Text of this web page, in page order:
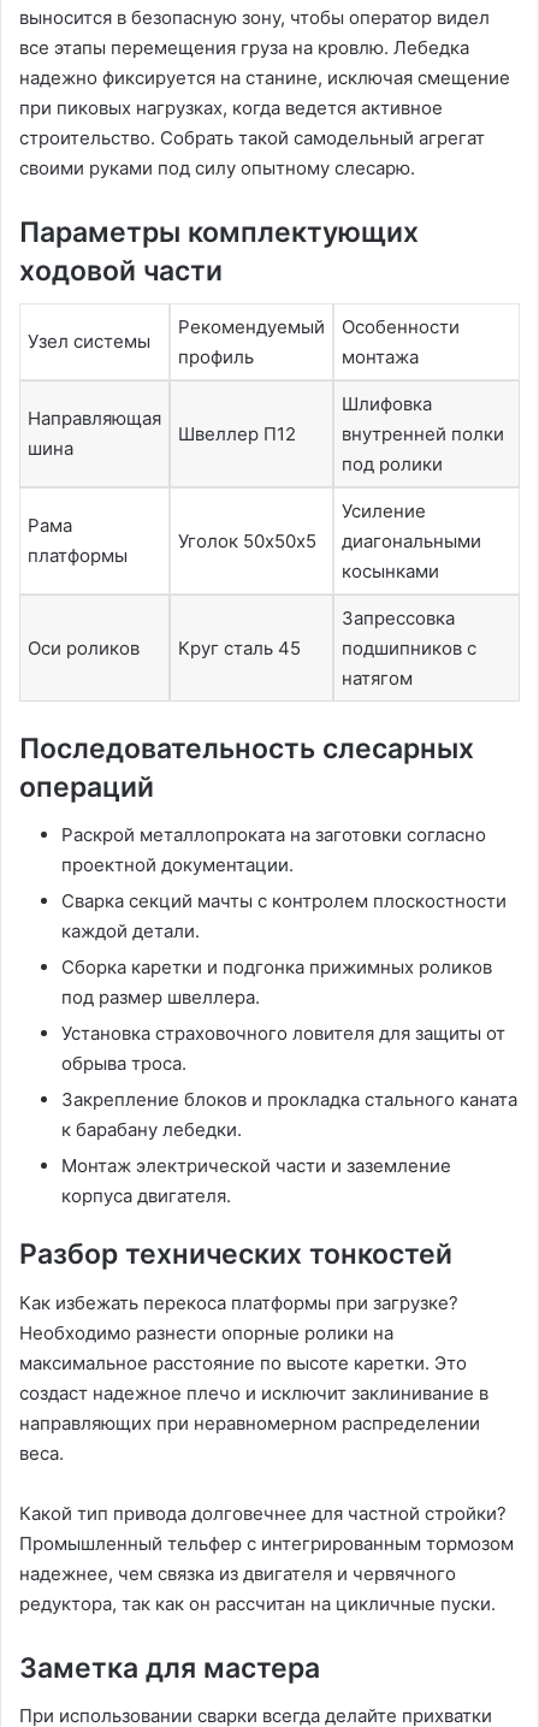
выносится в безопасную зону, чтобы оператор видел
все этапы перемещения груза на кровлю. Лебедка
надежно фиксируется на станине, исключая смещение
при пиковых нагрузках, когда ведется активное
строительство. Собрать такой самодельный агрегат
своими руками под силу опытному слесарю.
Параметры комплектующих
ходовой части
Узел системы
Рекомендуемый
профиль
Особенности
монтажа
Направляющая
шина
Швеллер П12
Шлифовка
внутренней полки
под ролики
Рама
платформы
Уголок 50х50х5
Усиление
диагональными
косынками
Оси роликов Круг сталь 45
Запрессовка
подшипников с
натягом
Последовательность слесарных
операций
Раскрой металлопроката на заготовки согласно
проектной документации.
Сварка секций мачты с контролем плоскостности
каждой детали.
Сборка каретки и подгонка прижимных роликов
под размер швеллера.
Установка страховочного ловителя для защиты от
обрыва троса.
Закрепление блоков и прокладка стального каната
к барабану лебедки.
Монтаж электрической части и заземление
корпуса двигателя.
Разбор технических тонкостей
Как избежать перекоса платформы при загрузке?
Необходимо разнести опорные ролики на
максимальное расстояние по высоте каретки. Это
создаст надежное плечо и исключит заклинивание в
направляющих при неравномерном распределении
веса.
Какой тип привода долговечнее для частной стройки?
Промышленный тельфер с интегрированным тормозом
надежнее, чем связка из двигателя и червячного
редуктора, так как он рассчитан на цикличные пуски.
Заметка для мастера
При использовании сварки всегда делайте прихватки